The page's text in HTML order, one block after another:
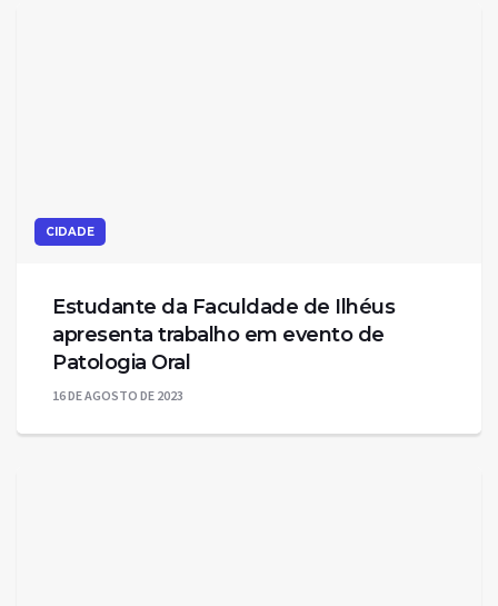
CIDADE
Estudante da Faculdade de Ilhéus
apresenta trabalho em evento de
Patologia Oral
16 DE AGOSTO DE 2023